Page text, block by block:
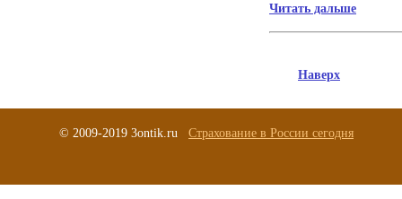
Читать дальше
Наверх
© 2009-2019 3ontik.ru Страхование в России сегодня